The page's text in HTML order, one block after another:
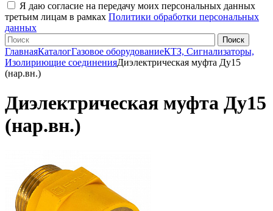
Я даю согласие на передачу моих персональных данных
третьим лицам в рамках Политики обработки персональных
данных
ГлавнаяКаталогГазовое оборудованиеКТЗ, Сигнализаторы,
Изолириющие соединенияДиэлектрическая муфта Ду15
(нар.вн.)
Диэлектрическая муфта Ду15
(нар.вн.)